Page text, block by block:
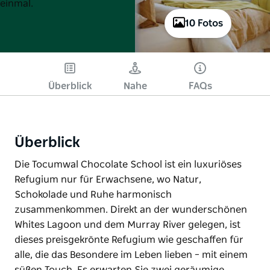
10 Fotos
einmal.
Überblick Nahe FAQs
Überblick
Die Tocumwal Chocolate School ist ein luxuriöses
Refugium nur für Erwachsene, wo Natur,
Schokolade und Ruhe harmonisch
zusammenkommen. Direkt an der wunderschönen
Whites Lagoon und dem Murray River gelegen, ist
dieses preisgekrönte Refugium wie geschaffen für
alle, die das Besondere im Leben lieben – mit einem